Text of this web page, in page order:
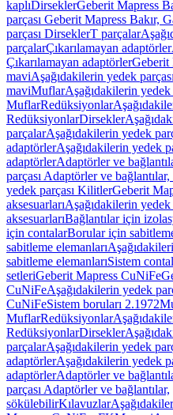
kaplıDirseklerGeberit Mapress
parçası Geberit Mapress Bakır,
parçası DirseklerT parçalar
parçalarÇıkarılamayan adaptörler
Çıkarılamayan adaptörlerGeberit
maviAşağıdakilerin yedek
maviMuflarAşağıdakilerin yedek
MuflarRedüksiyonlar
RedüksiyonlarDirsekler
parçalarAşağıdakilerin yedek
adaptörlerAşağıdakilerin yedek
adaptörlerAdaptörler ve
parçası Adaptörler ve
yedek parçası KilitlerGeberit
aksesuarlarıAşağıdakilerin
aksesuarlarıBağlantılar için
için contalarBorular için
sabitleme elemanları
sabitleme elemanlarıSistem
setleriGeberit Mapress CuNiFe
CuNiFeAşağıdakilerin yedek
CuNiFeSistem boruları 2.1972
MuflarRedüksiyonlar
RedüksiyonlarDirsekler
parçalarAşağıdakilerin yedek
adaptörlerAşağıdakilerin yedek
adaptörlerAdaptörler ve
parçası Adaptörler ve bağlantılar,
sökülebilirKılavuzlar